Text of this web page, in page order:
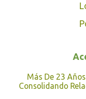
Más De 23
Consolidando